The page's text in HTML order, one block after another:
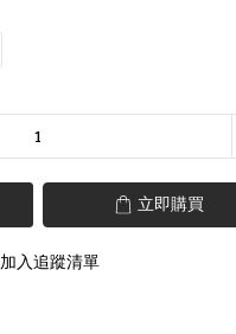
立即購買
加入追蹤清單